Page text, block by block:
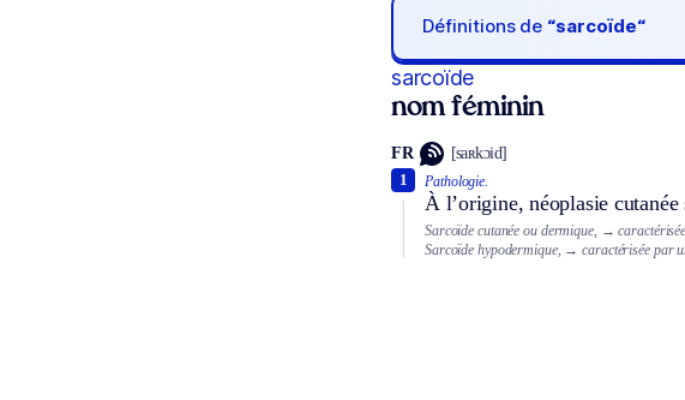
Définitions de “sarcoïde“
sarcoïde
nom féminin
FR [saʀkɔid]
Pathologie.
À l’origine, néoplasie
1
Sarcoïde cutanée ou dermique, →
Sarcoïde hypodermique, → caractérisée par